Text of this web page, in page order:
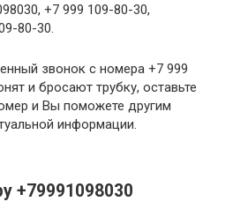
+7 999 109-80-30,
80-30.
звонок с номера +7 999
и бросают трубку, оставьте
и Вы поможете другим
информации.
+79991098030